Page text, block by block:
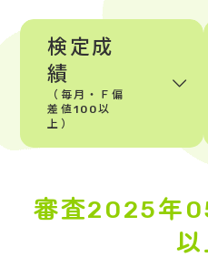
検定成
績
（毎月・Ｆ偏
差値100以
上）
審査2025年
以